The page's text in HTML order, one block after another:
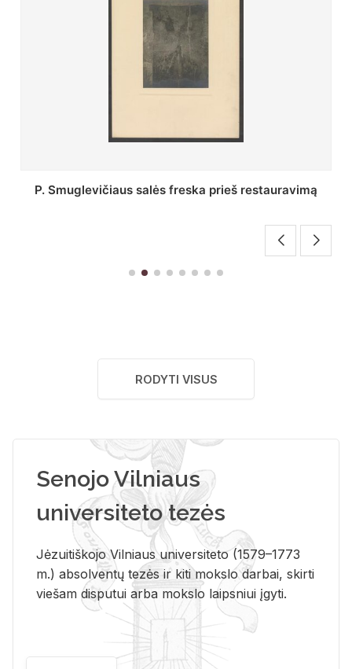
Stepono Batoro universiteto bibliotekos Profesorių
RODYTI VISUS
Senojo Vilniaus
universiteto tezės
Jėzuitiškojo Vilniaus universiteto (1579–1773
m.) absolventų tezės ir kiti mokslo darbai, skirti
viešam disputui arba mokslo laipsniui įgyti.